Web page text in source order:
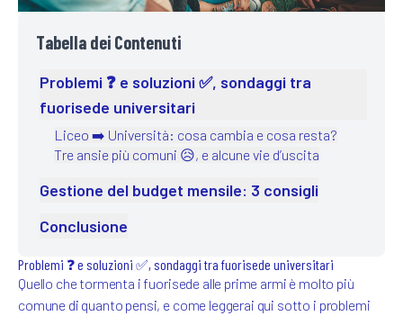
Tabella dei Contenuti
Problemi ❓ e soluzioni ✅, sondaggi tra
fuorisede universitari
Liceo ➡️ Università: cosa cambia e cosa resta?
Tre ansie più comuni 😥, e alcune vie d’uscita
Gestione del budget mensile: 3 consigli
Conclusione
Problemi ❓ e soluzioni ✅, sondaggi tra fuorisede universitari
Quello che tormenta i fuorisede alle prime armi è molto più
comune di quanto pensi, e come leggerai qui sotto i problemi